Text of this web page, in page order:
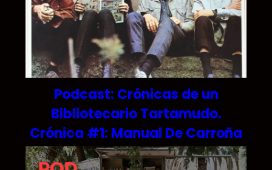
Podcast: Crónicas de un
Bibliotecario Tartamudo.
Crónica #1: Manual De Carroña